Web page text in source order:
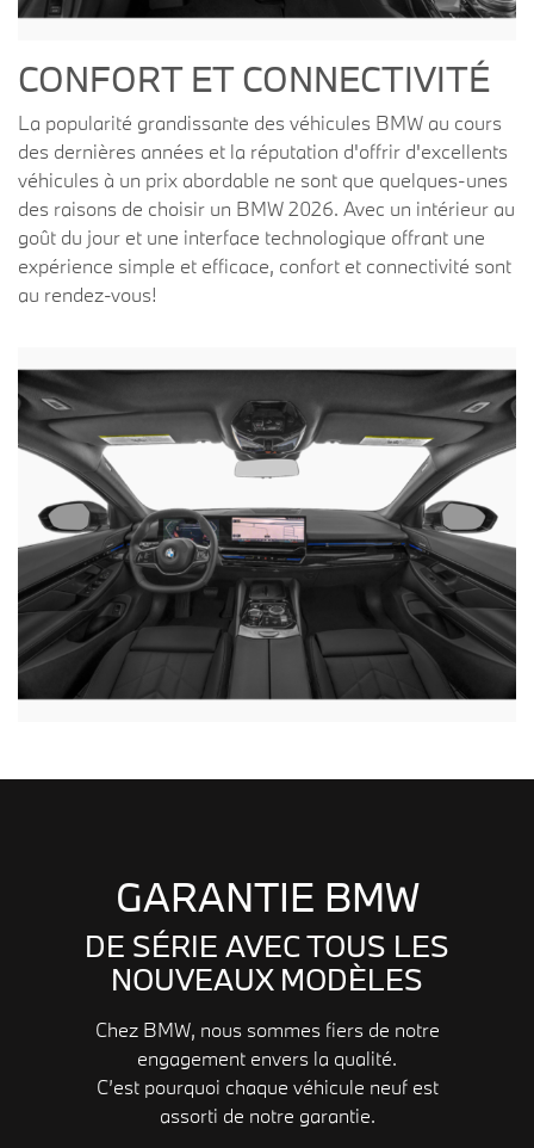
CONFORT ET CONNECTIVITÉ
La popularité grandissante des véhicules BMW au cours
des dernières années et la réputation d'offrir d'excellents
véhicules à un prix abordable ne sont que quelques-unes
des raisons de choisir un BMW 2026. Avec un intérieur au
goût du jour et une interface technologique offrant une
expérience simple et efficace, confort et connectivité sont
au rendez-vous!
GARANTIE BMW
DE SÉRIE AVEC TOUS LES
NOUVEAUX MODÈLES
Chez BMW, nous sommes fiers de notre
engagement envers la qualité.
C’est pourquoi chaque véhicule neuf est
assorti de notre garantie.